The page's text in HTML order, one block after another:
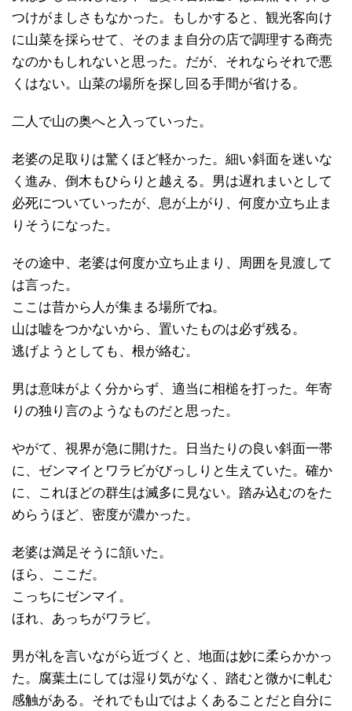
つけがましさもなかった。もしかすると、観光客向け
に山菜を採らせて、そのまま自分の店で調理する商売
なのかもしれないと思った。だが、それならそれで悪
くはない。山菜の場所を探し回る手間が省ける。
二人で山の奥へと入っていった。
老婆の足取りは驚くほど軽かった。細い斜面を迷いな
く進み、倒木もひらりと越える。男は遅れまいとして
必死についていったが、息が上がり、何度か立ち止ま
りそうになった。
その途中、老婆は何度か立ち止まり、周囲を見渡して
は言った。
ここは昔から人が集まる場所でね。
山は嘘をつかないから、置いたものは必ず残る。
逃げようとしても、根が絡む。
男は意味がよく分からず、適当に相槌を打った。年寄
りの独り言のようなものだと思った。
やがて、視界が急に開けた。日当たりの良い斜面一帯
に、ゼンマイとワラビがびっしりと生えていた。確か
に、これほどの群生は滅多に見ない。踏み込むのをた
めらうほど、密度が濃かった。
老婆は満足そうに頷いた。
ほら、ここだ。
こっちにゼンマイ。
ほれ、あっちがワラビ。
男が礼を言いながら近づくと、地面は妙に柔らかかっ
た。腐葉土にしては湿り気がなく、踏むと微かに軋む
感触がある。それでも山ではよくあることだと自分に